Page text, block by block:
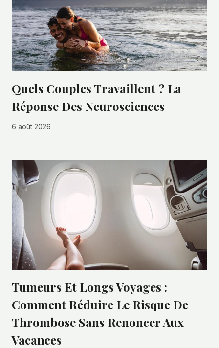
Quels Couples Travaillent ? La
Réponse Des Neurosciences
6 août 2026
Tumeurs Et Longs Voyages :
Comment Réduire Le Risque De
Thrombose Sans Renoncer Aux
Vacances